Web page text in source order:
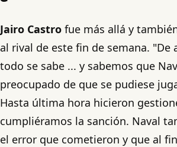
Jairo Castro fue más allá y
al rival de este fin de semana. "De
todo se sabe ... y sabemos que
preocupado de que se pudiese
Hasta última hora hicieron
cumpliéramos la sanción. Naval
el error que cometieron y que al